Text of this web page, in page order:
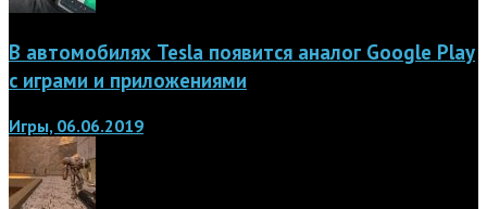
В автомобилях Tesla появится аналог Google Play
с играми и приложениями
Игры, 06.06.2019